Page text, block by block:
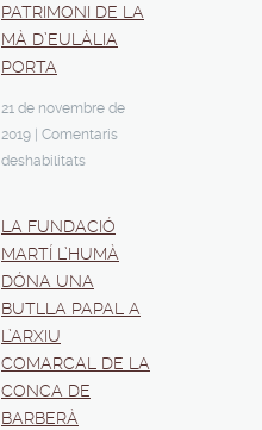
PATRIMONI DE LA
MÀ D’EULÀLIA
PORTA
21 de novembre de
2019
Comentaris
deshabilitats
LA FUNDACIÓ
MARTÍ L’HUMÀ
DÓNA UNA
BUTLLA PAPAL A
L’ARXIU
COMARCAL DE LA
CONCA DE
BARBERÀ